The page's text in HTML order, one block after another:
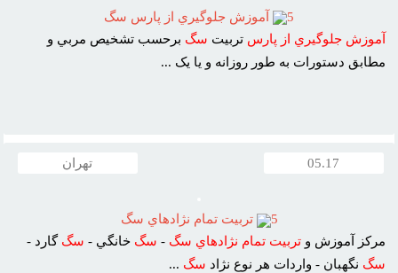
5
آموزش جلوگيري از پارس سگ
آموزش جلوگيري از پارس تربيت سگ برحسب تشخيص مربي و
مطابق دستورات به طور روزانه و يا يک ...
05.17 تهران
5
تربيت تمام نژادهاي سگ
مرکز آموزش وتربيت تمام نژادهاي سگ - سگ خانگي - سگ گارد -
سگ نگهبان - واردات هر نوع نژاد سگ ...